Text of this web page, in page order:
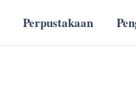
Perpustakaan